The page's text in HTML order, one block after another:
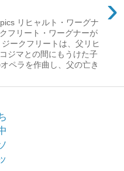
›
リヒャルト・ワーグナ
フリート・ワーグナーが
ークフリートは、父リヒ
ジマとの間にもうけた子
ペラを作曲し、父の亡き